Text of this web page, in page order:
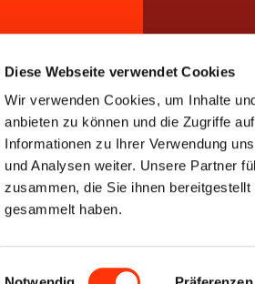
Diese Webseite verwendet Cookies
Wir verwenden Cookies, um Inhalte
anbieten zu können und die Zugriffe
Informationen zu Ihrer Verwendung
und Analysen weiter. Unsere Partner
zusammen, die Sie ihnen
gesammelt haben.
Einwilligungsauswahl